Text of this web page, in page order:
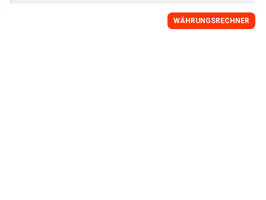
WÄHRUNGSRECHNER